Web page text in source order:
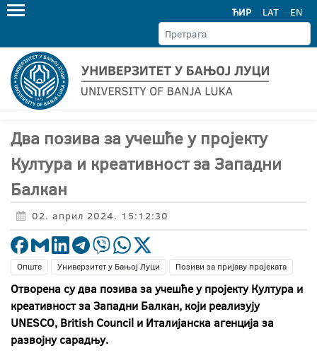
ЋИР LAT EN
Два позива за учешће у пројекту
Култура и креативност за Западни
Балкан
02. април 2024. 15:12:30
Опште Универзитет у Бањој Луци Позиви за пријаву пројеката
Отворена су два позива за учешће у пројекту Култура и
креативност за Западни Балкан, који реализују
UNESCO, British Council и Италијанска агенција за
развојну сарадњу.